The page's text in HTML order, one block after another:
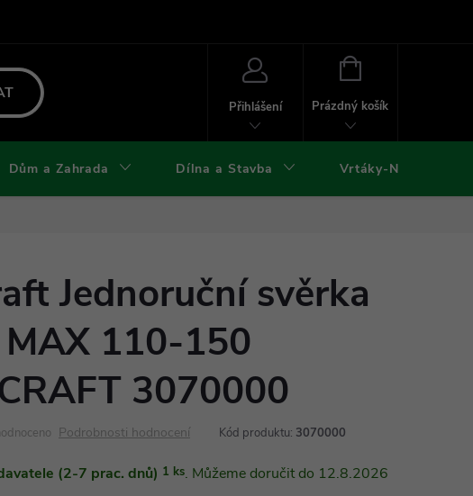
a cookies
Přihlášení
NÁKUPNÍ
Prázdný košík
Dům a Zahrada Dílna a Stavba Vrtáky-Nástroje
Jednoruční svěrka
MAX 110-150
3070000
Podrobnosti hodnocení Kód produktu: 3070000
(2-7 prac. dnů) 1 ks 12.8.2026